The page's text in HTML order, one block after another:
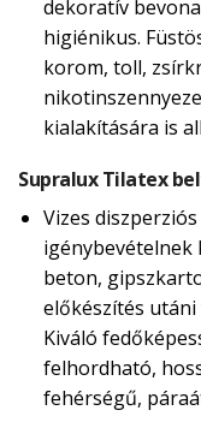
dekoratív
higiénikus.
korom, toll,
kialakítására is
Supralux Tilatex
Vizes
igénybevételnek
beton,
előkészítés utáni
Kiváló
felhordható,
fehérségű,